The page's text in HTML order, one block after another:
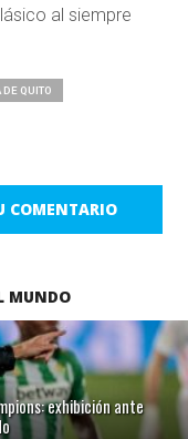
al siempre
DE QUITO
COMENTARIO
MUNDO
exhibición ante